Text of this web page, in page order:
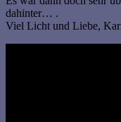
dahinter… .
Viel Licht und Liebe,